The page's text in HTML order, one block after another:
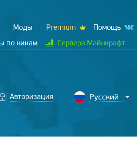
Моды Premium
Помощь
по никам Сервера Майнкрафт
Авторизация